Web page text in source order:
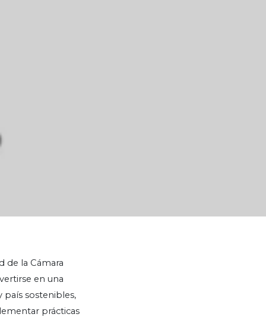
de la Cámara
en una
país sostenibles,
prácticas